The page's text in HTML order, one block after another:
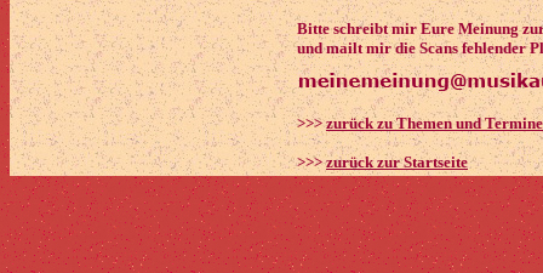
Bitte schreibt mir Eure Meinung
und mailt mir die Scans fehlender
>>>zurück zu Themen und
>>>zurück zur Startseite